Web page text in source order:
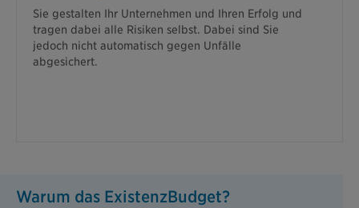
Sie gestalten Ihr Unternehmen und Ihren Erfolg und
tragen dabei alle Risiken selbst. Dabei sind Sie
jedoch nicht automatisch gegen Unfälle
abgesichert.
Nach einem Sturz vom Pferd können Sie nur noch zu
50 % arbeiten. Sie brauchen neben ärztlicher auch
finanzielle Unterstützung. Lesen Sie, was das
Warum das ExistenzBudget?